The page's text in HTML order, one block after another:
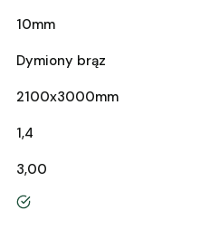
10mm
Dymiony brąz
2100x3000mm
1,4
3,00
tak